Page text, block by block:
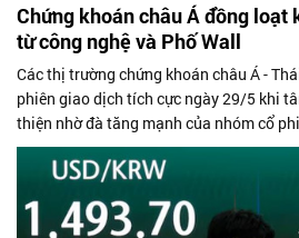
Chứng khoán châu Á đồng loạt
từ công nghệ và Phố Wall
Các thị trường chứng khoán châu Á -
phiên giao dịch tích cực ngày 29/5 khi
thiện nhờ đà tăng mạnh của nhóm cổ
tín hiệu khả quan từ thị trường Mỹ và
thẳng tại Trung Đông.